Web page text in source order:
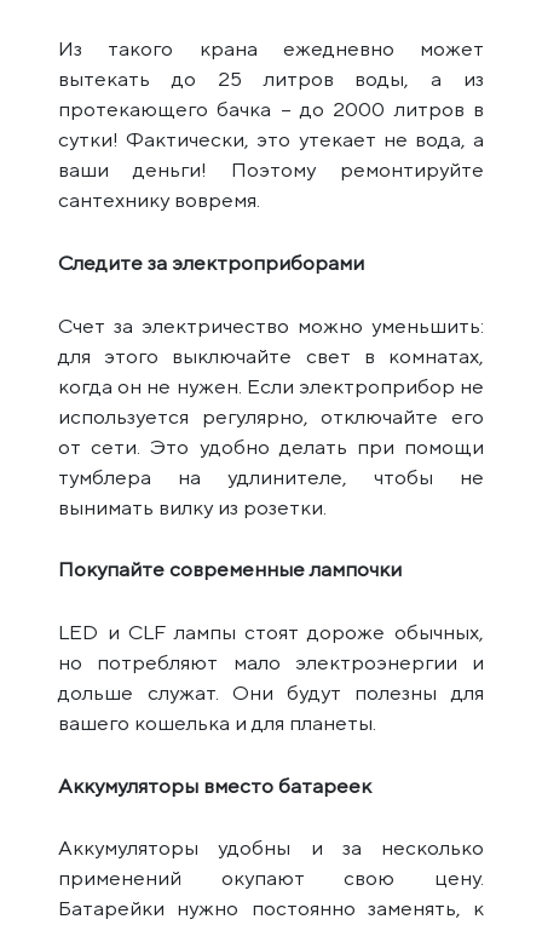
Из такого крана ежедневно может
вытекать до 25 литров воды, а из
протекающего бачка – до 2000 литров в
сутки! Фактически, это утекает не вода, а
ваши деньги! Поэтому ремонтируйте
сантехнику вовремя.
Следите за электроприборами
Счет за электричество можно уменьшить:
для этого выключайте свет в комнатах,
когда он не нужен. Если электроприбор не
используется регулярно, отключайте его
от сети. Это удобно делать при помощи
тумблера на удлинителе, чтобы не
вынимать вилку из розетки.
Покупайте современные лампочки
LED и CLF лампы стоят дороже обычных,
но потребляют мало электроэнергии и
дольше служат. Они будут полезны для
вашего кошелька и для планеты.
Аккумуляторы вместо батареек
Аккумуляторы удобны и за несколько
применений окупают свою цену.
Батарейки нужно постоянно заменять, к